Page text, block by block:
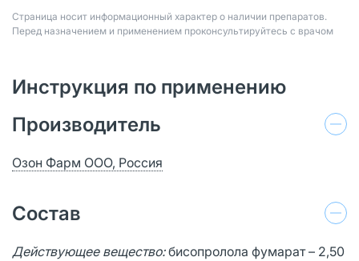
Страница носит информационный характер о наличии препаратов.
Перед назначением и применением проконсультируйтесь с врачом
Инструкция по применению
Производитель
Озон Фарм ООО, Россия
Состав
Действующее вещество:бисопролола фумарат – 2,50